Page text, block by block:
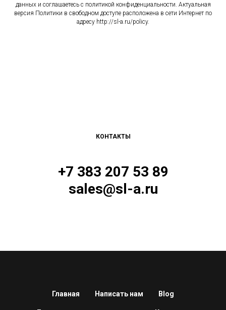
данных и соглашаетесь c политикой конфиденциальности. Актуальная
версия Политики в свободном доступе расположена в сети Интернет по
адресу http://sl-a.ru/policy.
КОНТАКТЫ
+7 383 207 53 89
sales@sl-a.ru
Главная Написать нам Blog